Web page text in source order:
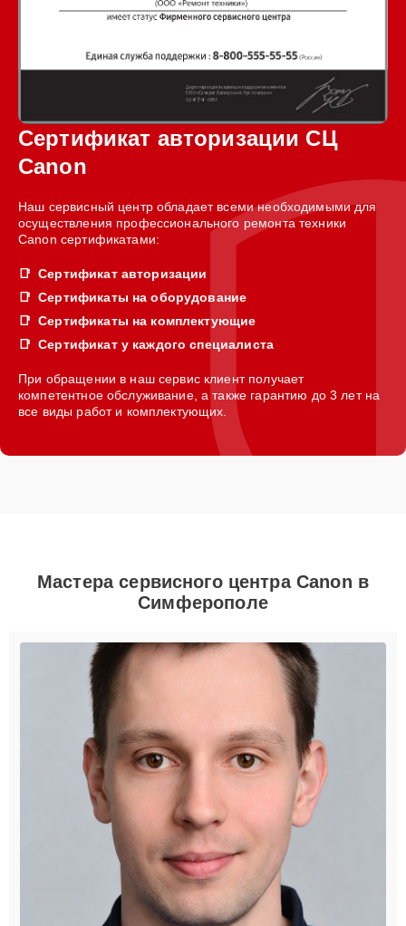
Сертификат авторизации СЦ
Canon
Наш сервисный центр обладает всеми необходимыми для
осуществления профессионального ремонта техники
Canon сертификатами:
Сертификат авторизации
Сертификаты на оборудование
Сертификаты на комплектующие
Сертификат у каждого специалиста
При обращении в наш сервис клиент получает
компетентное обслуживание, а также гарантию до 3 лет на
все виды работ и комплектующих.
Мастера сервисного центра Canon в
Симферополе